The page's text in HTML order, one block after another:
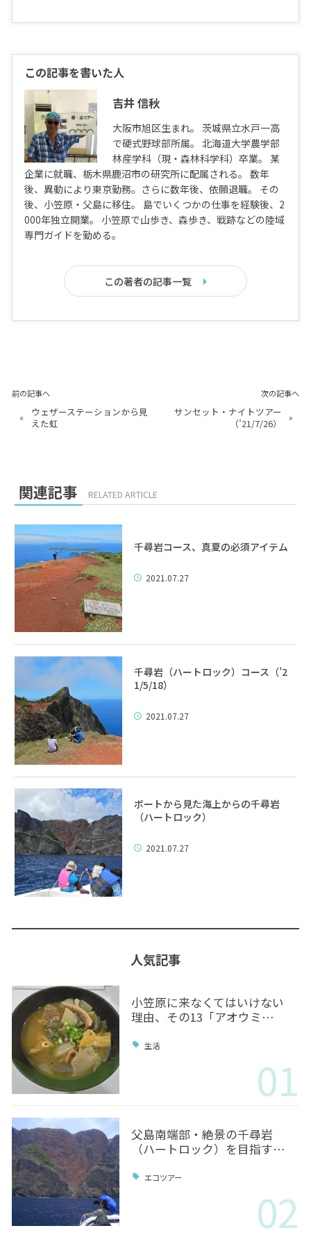
この記事を書いた人
吉井 信秋
大阪市旭区生まれ。 茨城県立水戸一高
で硬式野球部所属。 北海道大学農学部
林産学科（現・森林科学科）卒業。 某
企業に就職、栃木県鹿沼市の研究所に配属される。 数年
後、異動により東京勤務。さらに数年後、依願退職。 その
後、小笠原・父島に移住。 島でいくつかの仕事を経験後、2
000年独立開業。 小笠原で山歩き、森歩き、戦跡などの陸域
専門ガイドを勤める。
この著者の記事一覧
前の記事へ
«
ウェザーステーションから見
えた虹
次の記事へ
サンセット・ナイトツアー
（’21/7/26）
»
関連記事 RELATED ARTICLE
千尋岩コース、真夏の必須アイテム
2021.07.27
千尋岩（ハートロック）コース（’2
1/5/18）
2021.07.27
ボートから見た海上からの千尋岩
（ハートロック）
2021.07.27
人気記事
小笠原に来なくてはいけない
理由、その13「アオウミ…
生活
01
父島南端部・絶景の千尋岩
（ハートロック）を目指す…
エコツアー
02